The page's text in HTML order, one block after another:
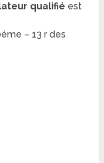
qualifié est
– 13 r des